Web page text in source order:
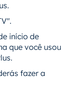
início de
que você usou
fazer a